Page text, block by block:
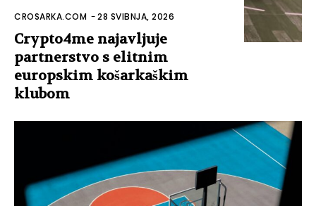
CROSARKA.COM -28 SVIBNJA, 2026
Crypto4me najavljuje
partnerstvo s elitnim
europskim košarkaškim
klubom